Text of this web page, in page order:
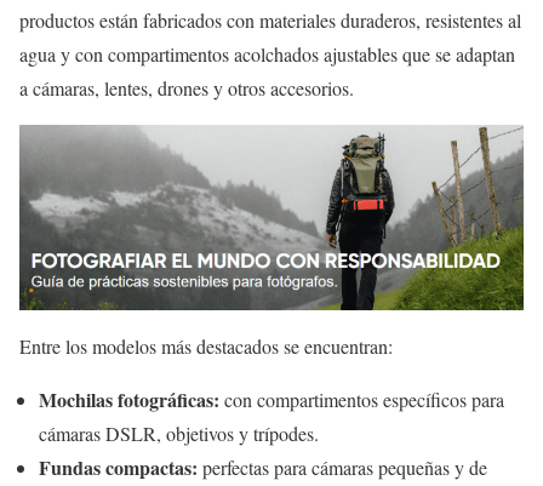
productos están fabricados con materiales duraderos, resistentes al
agua y con compartimentos acolchados ajustables que se adaptan
a cámaras, lentes, drones y otros accesorios.
Entre los modelos más destacados se encuentran:
Mochilas fotográficas: con compartimentos específicos para
cámaras DSLR, objetivos y trípodes.
Fundas compactas: perfectas para cámaras pequeñas y de